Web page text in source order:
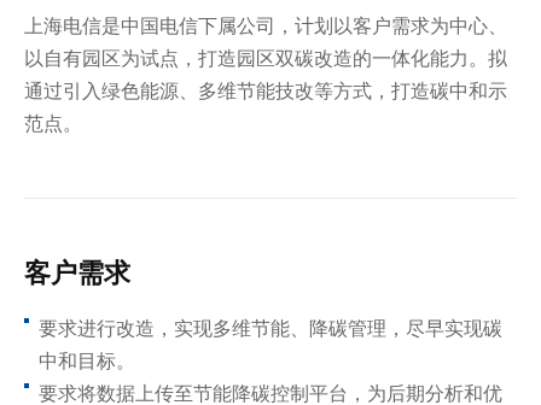
上海电信是中国电信下属公司，计划以客户需求为中心、
以自有园区为试点，打造园区双碳改造的一体化能力。拟
通过引入绿色能源、多维节能技改等方式，打造碳中和示
范点。
客户需求
要求进行改造，实现多维节能、降碳管理，尽早实现碳
中和目标。
要求将数据上传至节能降碳控制平台，为后期分析和优